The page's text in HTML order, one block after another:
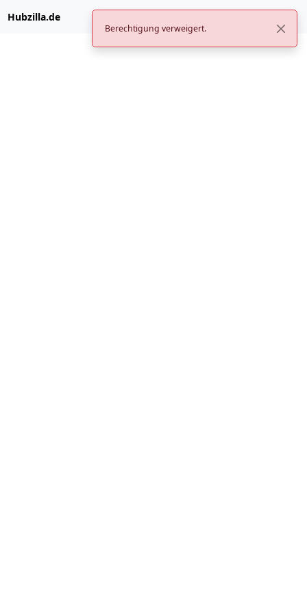
Berechtigung verweigert.
Hubzilla.de